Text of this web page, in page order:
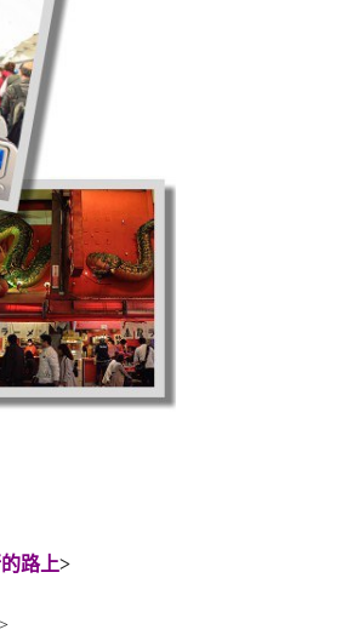
路上>